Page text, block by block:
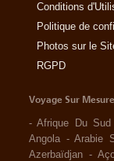
Conditions
Politique de
Photos sur le
RGPD
Voyage Sur
-Afrique Du Sud
Angola -Arabie
Azerbaïdjan -